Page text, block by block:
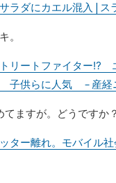
ラダにカエル混入 | ス
。
リートファイター⁉
子供らに人気 – 産経
てますが。どうですか？
ター離れ。モバイル社